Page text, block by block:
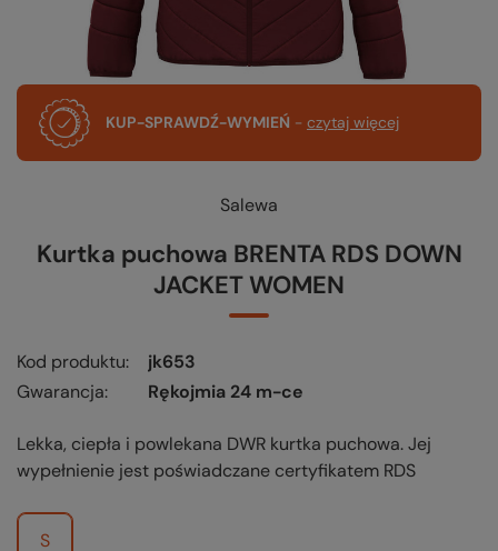
KUP-SPRAWDŹ-WYMIEŃ - czytaj więcej
Salewa
Kurtka puchowa BRENTA RDS DOWN
JACKET WOMEN
Kod produktu
jk653
Gwarancja
Rękojmia 24 m-ce
Lekka, ciepła i powlekana DWR kurtka puchowa. Jej
wypełnienie jest poświadczane certyfikatem RDS
S